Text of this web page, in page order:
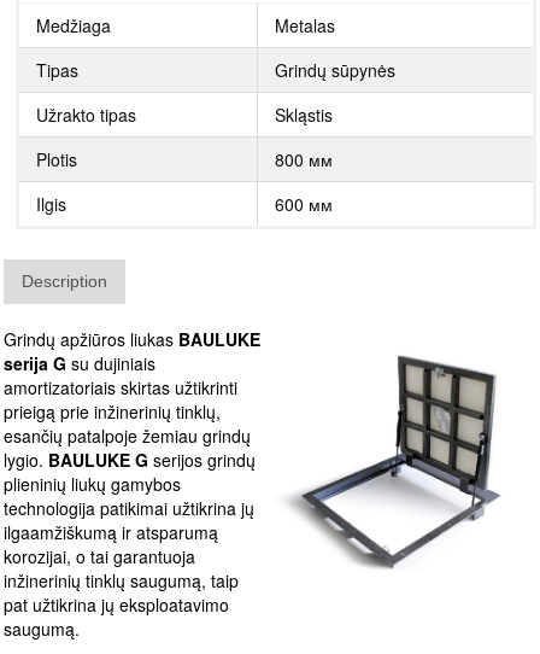
Medžiaga
Metalas
Tipas
Grindų sūpynės
Užrakto tipas
Skląstis
Plotis
800 мм
Ilgis
600 мм
Description
Grindų apžiūros liukas BAULUKE
serija G su dujiniais
amortizatoriais skirtas užtikrinti
prieigą prie inžinerinių tinklų,
esančių patalpoje žemiau grindų
lygio. BAULUKE G serijos grindų
plieninių liukų gamybos
technologija patikimai užtikrina jų
ilgaamžiškumą ir atsparumą
korozijai, o tai garantuoja
inžinerinių tinklų saugumą, taip
pat užtikrina jų eksploatavimo
saugumą.